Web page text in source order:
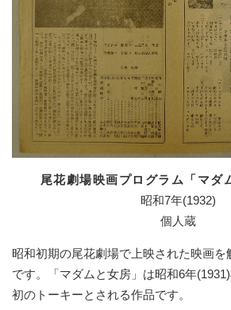
尾花劇場映画プログラム「マダ
昭和7年(1932)
個人蔵
昭和初期の尾花劇場で上映された映画を
です。「マダムと女房」は昭和6年
初のトーキーとされる作品です。